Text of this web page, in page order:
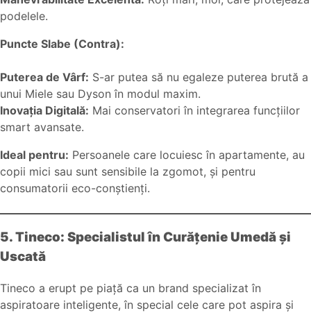
podelele.
Puncte Slabe (Contra):
Puterea de Vârf: S-ar putea să nu egaleze puterea brută a
unui Miele sau Dyson în modul maxim.
Inovația Digitală: Mai conservatori în integrarea funcțiilor
smart avansate.
Ideal pentru: Persoanele care locuiesc în apartamente, au
copii mici sau sunt sensibile la zgomot, și pentru
consumatorii eco-conștienți.
5. Tineco: Specialistul în Curățenie Umedă și
Uscată
Tineco a erupt pe piață ca un brand specializat în
aspiratoare inteligente, în special cele care pot aspira și